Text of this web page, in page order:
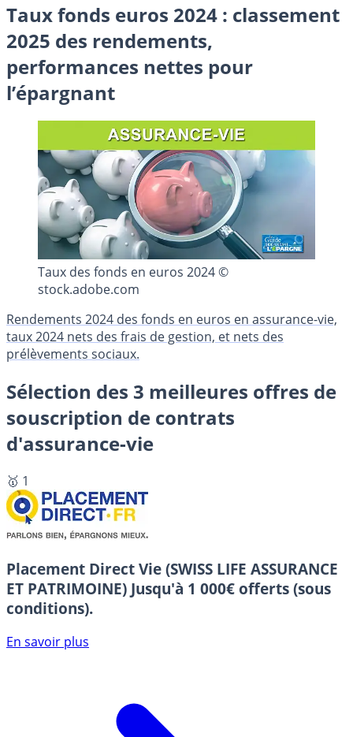
Taux fonds euros 2024 : classement
2025 des rendements,
performances nettes pour
l’épargnant
Taux des fonds en euros 2024 ©
stock.adobe.com
Rendements 2024 des fonds en euros en assurance-vie,
taux 2024 nets des frais de gestion, et nets des
prélèvements sociaux.
Sélection des 3 meilleures offres de
souscription de contrats
d'assurance-vie
🥇 1
Placement Direct Vie (SWISS LIFE ASSURANCE
ET PATRIMOINE) Jusqu'à 1 000€ offerts (sous
conditions).
En savoir plus